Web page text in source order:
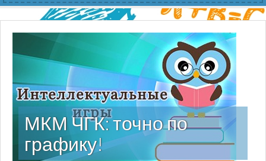
Читать далее
МКМ ЧГК: точно по
графику!